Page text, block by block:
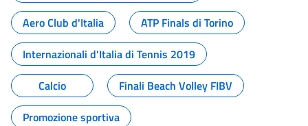
Aero Club d'Italia
ATP Finals di Torino
Internazionali d'Italia di Tennis 2019
Calcio
Finali Beach Volley FIBV
Promozione sportiva